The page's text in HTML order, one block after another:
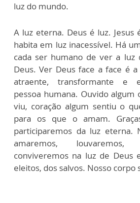
luz do mundo.
A luz eterna. Deus é luz. Jesus
habita em luz inacessível. Há
cada ser humano de ver a
Deus. Ver Deus face a face é
atraente, transformante e
pessoa humana. Ouvido algum
viu, coração algum sentiu o
para os que o amam.
participaremos da luz eterna.
amaremos, louvaremos,
conviveremos na luz de Deus
eleitos, dos salvos. Nosso corpo